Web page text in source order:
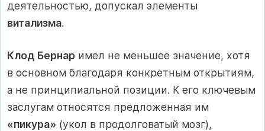
деятельностью, допускал элементы
витализма.
Клод Бернар имел не меньшее значение, хотя
в основном благодаря конкретным открытиям,
а не принципиальной позиции. К его ключевым
заслугам относятся предложенная им
«пикура» (укол в продолговатый мозг),